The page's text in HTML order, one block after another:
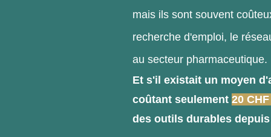
mais ils sont souvent
recherche d'emploi, le
au secteur pharmaceutique.
Et s'il existait un moyen
coûtant seulement 20
des outils durables